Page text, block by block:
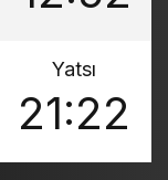
Yatsı
21:22